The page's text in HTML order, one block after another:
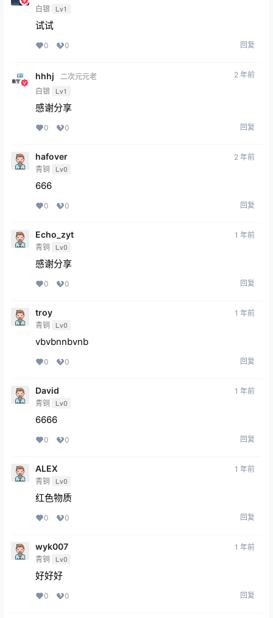
白银
Lv1
试试
0 0 回复
hhhj
二次元元老
白银
Lv1
2 年前
感谢分享
0 0 回复
hafover
青铜 Lv0
2 年前
666
0 0 回复
Echo_zyt
青铜 Lv0
1 年前
感谢分享
0 0 回复
troy
青铜 Lv0
1 年前
vbvbnnbvnb
0 0 回复
David
青铜 Lv0
1 年前
6666
0 0 回复
ALEX
青铜 Lv0
1 年前
红色物质
0 0 回复
wyk007
青铜 Lv0
1 年前
好好好
0 0 回复